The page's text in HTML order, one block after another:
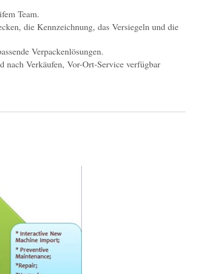
Team.
die Kennzeichnung, das Versiegeln und die
Verpackenlösungen.
Verkäufen, Vor-Ort-Service verfügbar